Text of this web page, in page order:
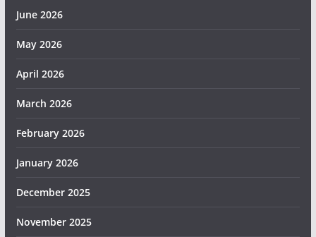
June 2026
May 2026
April 2026
March 2026
February 2026
January 2026
December 2025
November 2025